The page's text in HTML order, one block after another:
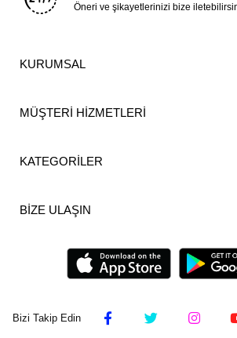
Öneri ve şikayetlerinizi bize
KURUMSAL
MÜŞTERİ HİZMETLERİ
KATEGORİLER
BİZE ULAŞIN
Bizi Takip Edin